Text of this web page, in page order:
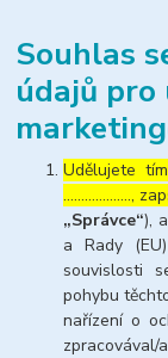
Souhlas
údajů pro
Udělujete
……………….,
„Správce“),
a Rady
souvislosti
pohybu
nařízení o
zpracovával/